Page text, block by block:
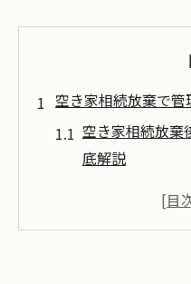
空き家相続放棄で
空き家相続放棄
底解説
空き家管理義